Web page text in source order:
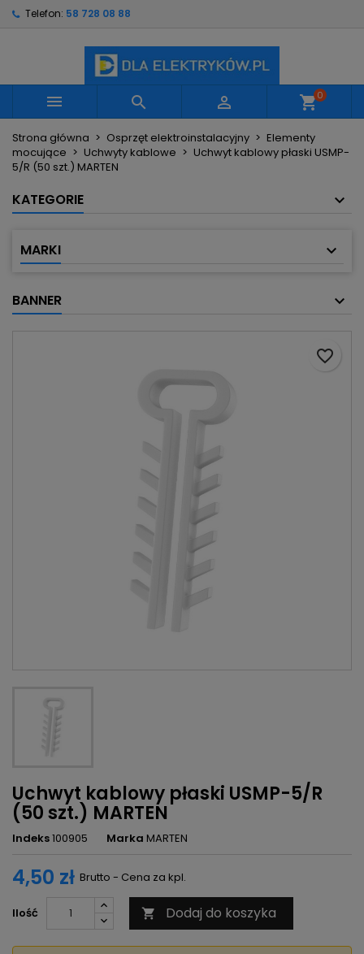
Telefon: 58 728 08 88
   shopping_cart0
Strona główna Osprzęt elektroinstalacyjny
Elementy
mocujące
Uchwyty kablowe
Uchwyt kablowy płaski USMP-
5/R (50 szt.) MARTEN
KATEGORIE
MARKI
BANNER
Uchwyt kablowy płaski USMP-5/R
(50 szt.) MARTEN
Indeks100905 Marka MARTEN
4,50 zł Brutto - Cena za kpl.
Ilość  Dodaj do koszyka
favorite_border
Utwórz nową listę
Nazwa listy życzeń
Anuluj Utwórz listę życzeń
Musisz być zalogowany by zapisać produkty na
swojej liście życzeń.
Anuluj Zaloguj się